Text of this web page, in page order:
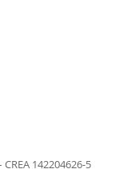
142204626-5